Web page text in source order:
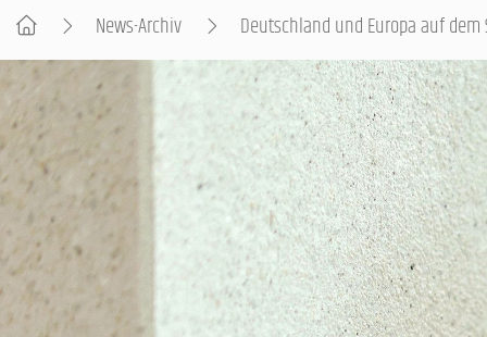
DBB SENIOREN
POSITIONEN
VERANSTALTUNGEN
PUBLIKATIONEN
News-Archiv Deutschland und Europa auf dem